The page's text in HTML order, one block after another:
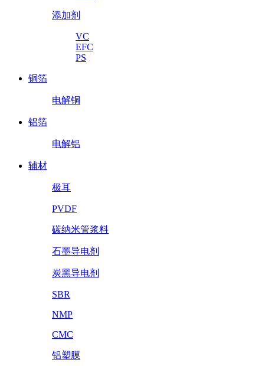
添加剂
VC
EFC
PS
铜箔
电解铜
铝箔
电解铝
辅材
极耳
PVDF
碳纳米管浆料
石墨导电剂
炭黑导电剂
SBR
NMP
CMC
铝塑膜